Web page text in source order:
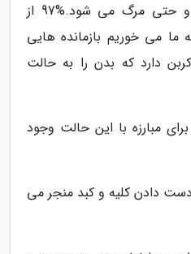
اندازه تا 7 باعث بیهوشی و حتی مرگ می شود.%97 از
ما می خوریم بازمانده هایی
دارد که بدن را به حالت
مبارزه با این حالت وجود
دادن کلیه و کبد منجر می